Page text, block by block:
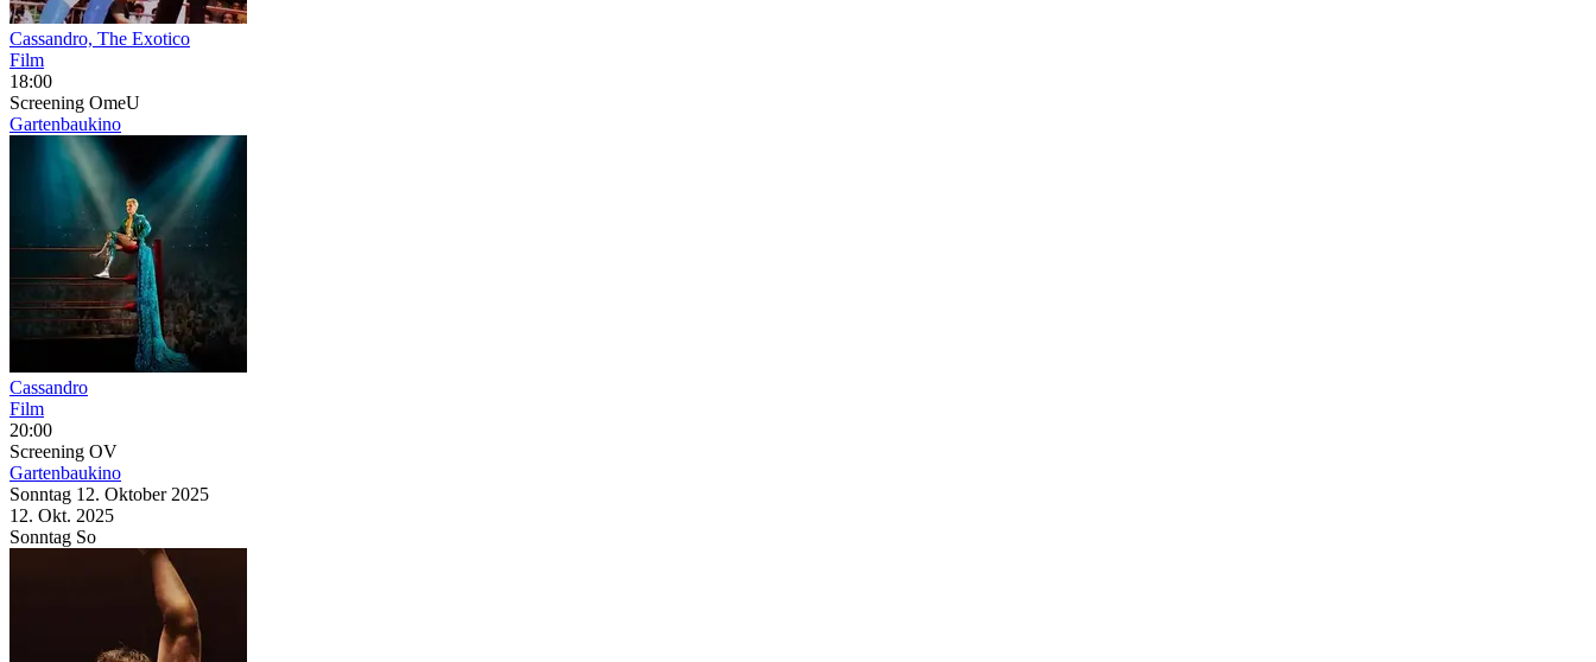
Cassandro, The Exotico
Film
18:00
Screening OmeU
Gartenbaukino
Cassandro
Film
20:00
Screening OV
Gartenbaukino
Sonntag 12. Oktober 2025
12. Okt. 2025
Sonntag So